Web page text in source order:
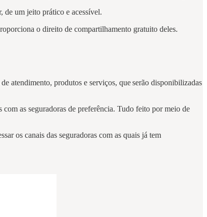
de um jeito prático e acessível.
o direito de compartilhamento gratuito deles.
atendimento, produtos e serviços, que serão disponibilizadas
as seguradoras de preferência. Tudo feito por meio de
os canais das seguradoras com as quais já tem